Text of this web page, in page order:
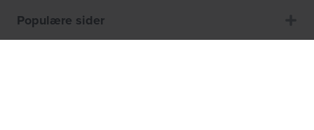
Populære sider